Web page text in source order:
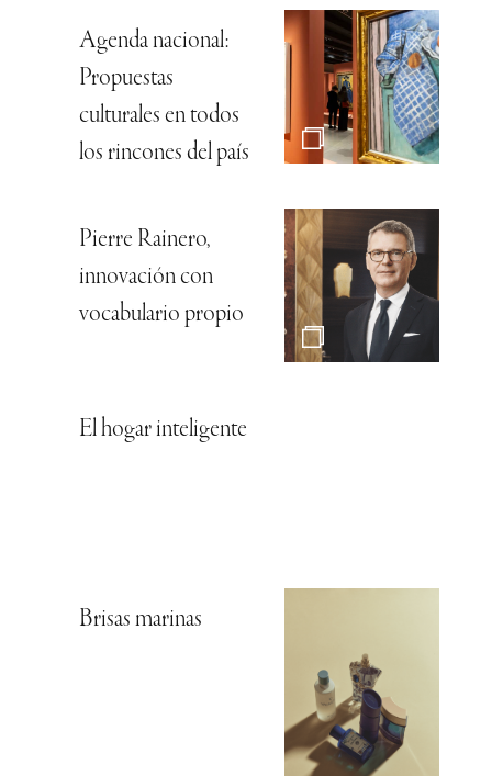
Agenda nacional:
Propuestas
culturales en todos
los rincones del país
Pierre Rainero,
innovación con
vocabulario propio
El hogar inteligente
Brisas marinas